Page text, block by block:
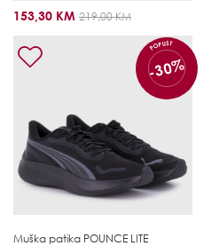
153,30 KM 219,00 KM
POPUST
-30%
Muška patika POUNCE LITE